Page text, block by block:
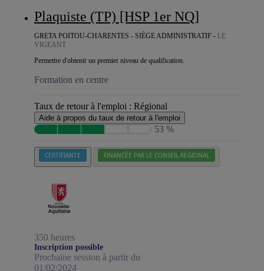
Plaquiste (TP) [HSP 1er NQ]
GRETA POITOU-CHARENTES - SIÈGE ADMINISTRATIF - LE
VIGEANT
Permettre d'obtenir un premier niveau de qualification.
Formation en centre
Taux de retour à l'emploi : Régional
Aide à propos du taux de retour à l'emploi
53 %
CERTIFIANTE FINANCÉE PAR LE CONSEIL RÉGIONAL
350 heures
Inscription possible
Prochaine session à partir du
01/02/2024